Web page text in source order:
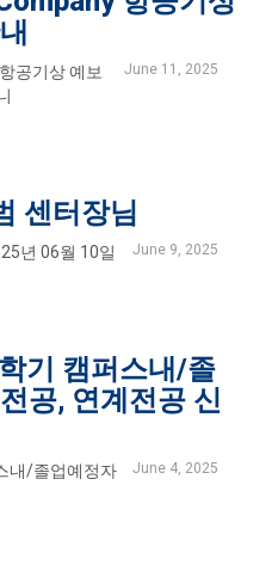
June 11, 2025
공기상 예보
센터장님
June 9, 2025
년 06월 10일
기 캠퍼스내/졸
공, 연계전공 신
June 4, 2025
내/졸업예정자